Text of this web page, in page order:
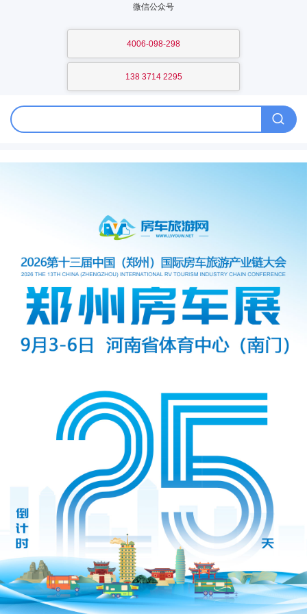
微信公众号
4006-098-298
138 3714 2295